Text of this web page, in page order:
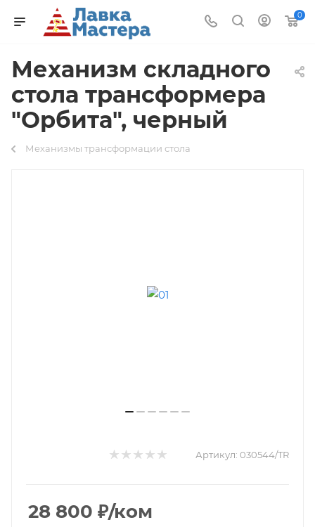
0
Механизм складного
стола трансформера
"Орбита", черный
Механизмы трансформации стола
Артикул: 030544/TR
28 800 ₽/ком